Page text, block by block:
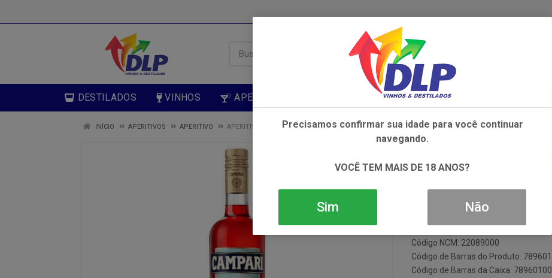
DESTILADOS VINHOS APERITIVOS NÃO ALCOÓLICOS ALIMENTOS
INÍCIO APERITIVOS APERITIVO APERITIVO CAMPARI 1X748ML
Aperitivo
Código NCM: 22089000
Código de Barras do Produto:
Código de Barras da Caixa:
Precisamos confirmar sua idade para você continuar
navegando.
VOCÊ TEM MAIS DE 18 ANOS?
Sim Não